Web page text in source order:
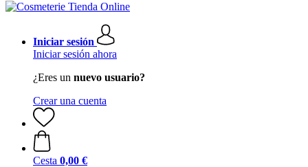
Iniciar sesión
Iniciar sesión ahora
¿Eres un nuevo usuario?
Crear una cuenta
Cesta 0,00 €